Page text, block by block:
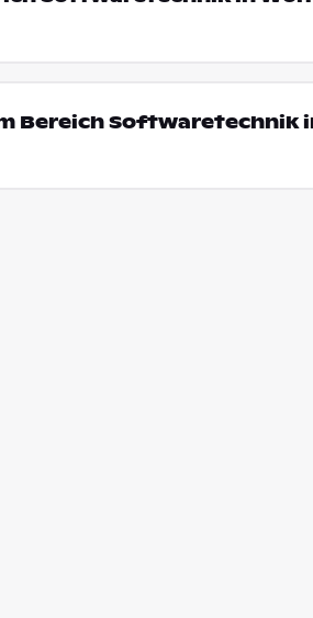
Bereich Softwaretechnik